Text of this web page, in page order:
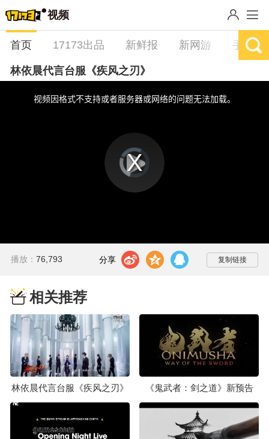
视频
首页 17173出品 新鲜报 新网游 手游
林依晨代言台服《疾风之刃》
视
频
播
放
器
loading.
播
放
视频因格式不支持或者服务器或网络的问题无法加载。
播放： 76,793 分享到：
t z q
相关推荐
林依晨代言台服《疾风之刃》 《鬼武者：剑之道》新预告